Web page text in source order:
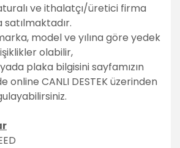
ve ithalatçı/üretici firma
model ve yılına göre yedek
olabilir,
yada plaka bilgisini sayfamızın
online CANLI DESTEK üzerinden